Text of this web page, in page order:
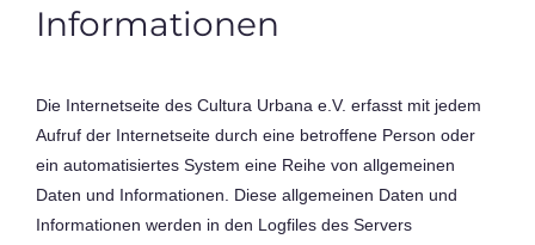
Informationen
Die Internetseite des Cultura Urbana e.V. erfasst mit jedem
Aufruf der Internetseite durch eine betroffene Person oder
ein automatisiertes System eine Reihe von allgemeinen
Daten und Informationen. Diese allgemeinen Daten und
Informationen werden in den Logfiles des Servers